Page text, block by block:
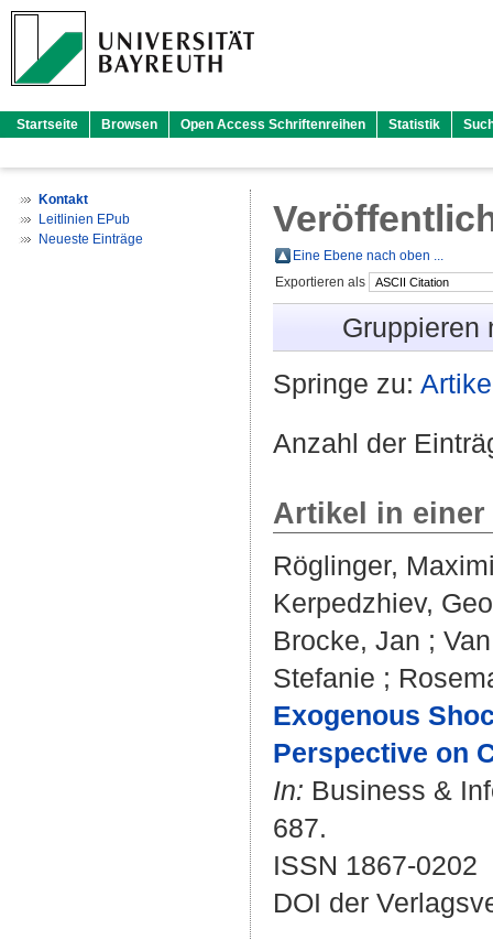
Startseite Browsen Open Access Schriftenreihen Statistik
Kontakt
Leitlinien EPub
Neueste Einträge
Eine Ebene nach oben ...
Exportieren als
Gruppieren
Springe zu:
Anzahl der
Artikel in
Röglinger,
Kerpedzhiev,
Brocke, Jan ;
Stefanie ;
Exogenous
Perspective on
In: Business &
687.
ISSN 1867-0202
DOI der